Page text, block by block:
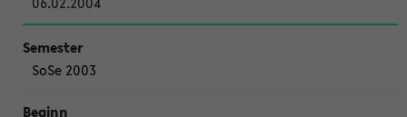
SoSe 2003